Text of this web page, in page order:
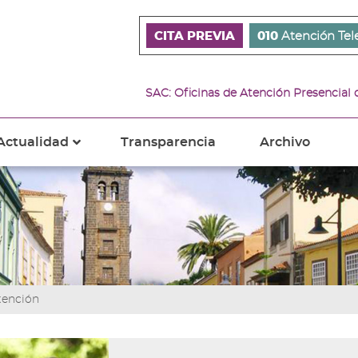
CITA PREVIA 010 Atención
SAC: Oficinas de Atención
Transparencia Archivo